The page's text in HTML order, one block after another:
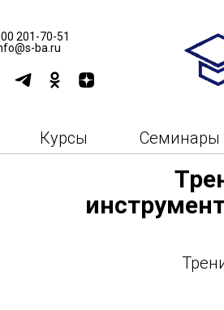
201-70-51
ba.ru
Курсы Семинары